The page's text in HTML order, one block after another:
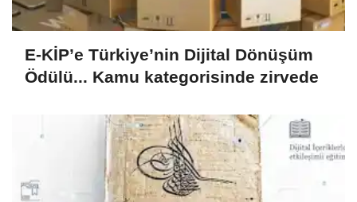
E-KİP’e Türkiye’nin Dijital Dönüşüm
Ödülü... Kamu kategorisinde zirvede